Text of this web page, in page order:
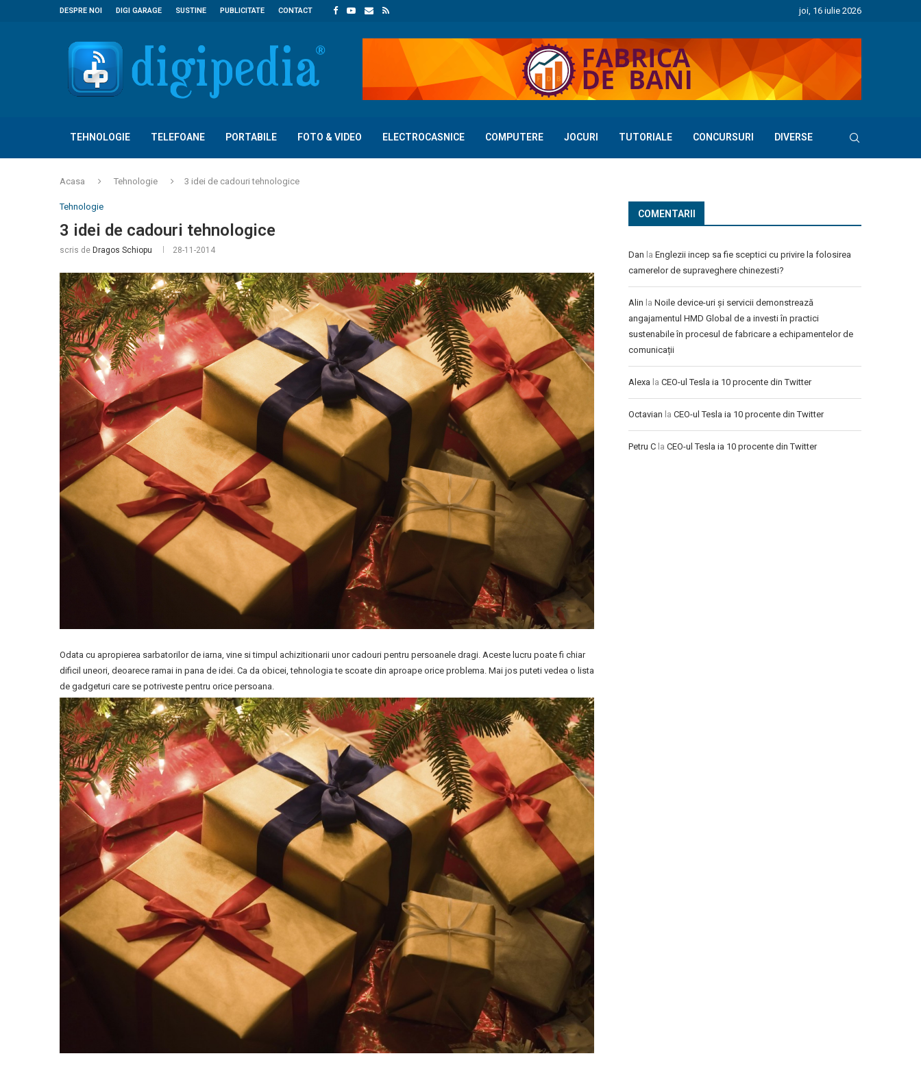
DESPRE NOI DIGI GARAGE SUSTINE PUBLICITATE CONTACT joi, 16 iulie 2026
TEHNOLOGIE TELEFOANE PORTABILE FOTO & VIDEO ELECTROCASNICE COMPUTERE JOCURI TUTORIALE CONCURSURI DIVERSE
Acasa Tehnologie 3 idei de cadouri tehnologice
Tehnologie
3 idei de cadouri tehnologice
scris de Dragos Schiopu 28-11-2014
Odata cu apropierea sarbatorilor de iarna, vine si timpul achizitionarii unor cadouri pentru persoanele dragi. Aceste lucru poate fi chiar
dificil uneori, deoarece ramai in pana de idei. Ca da obicei, tehnologia te scoate din aproape orice problema. Mai jos puteti vedea o lista
de gadgeturi care se potriveste pentru orice persoana.
COMENTARII
Dan la Englezii incep sa fie sceptici cu privire la folosirea
camerelor de supraveghere chinezesti?
Alin la Noile device-uri și servicii demonstrează
angajamentul HMD Global de a investi în practici
sustenabile în procesul de fabricare a echipamentelor de
comunicații
Alexa la CEO-ul Tesla ia 10 procente din Twitter
Octavian la CEO-ul Tesla ia 10 procente din Twitter
Petru C la CEO-ul Tesla ia 10 procente din Twitter